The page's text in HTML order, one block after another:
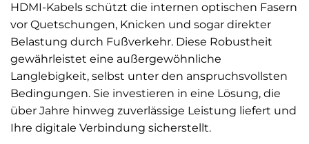
HDMI-Kabels schützt die internen optischen Fasern
vor Quetschungen, Knicken und sogar direkter
Belastung durch Fußverkehr. Diese Robustheit
gewährleistet eine außergewöhnliche
Langlebigkeit, selbst unter den anspruchsvollsten
Bedingungen. Sie investieren in eine Lösung, die
über Jahre hinweg zuverlässige Leistung liefert und
Ihre digitale Verbindung sicherstellt.